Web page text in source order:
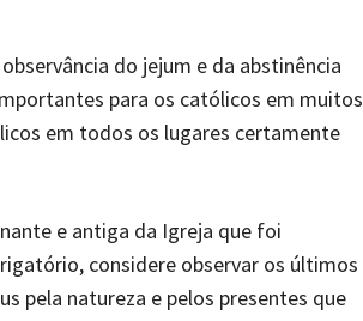
do jejum e da abstinência
para os católicos em muitos
em todos os lugares certamente
e antiga da Igreja que foi
considere observar os últimos
pela natureza e pelos presentes que